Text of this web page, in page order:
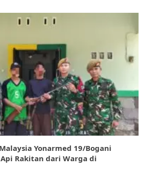
Yonarmed 19/Bogani
Rakitan dari Warga di